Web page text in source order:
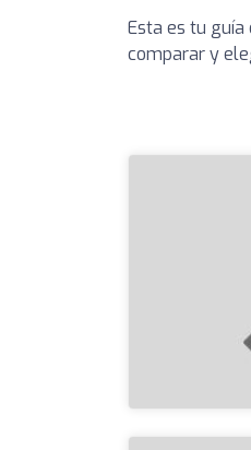
Esta es tu guía
comparar y